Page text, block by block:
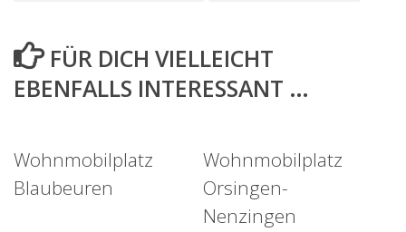
FÜR DICH VIELLEICHT
EBENFALLS INTERESSANT …
Wohnmobilplatz
Blaubeuren
Wohnmobilplatz
Orsingen-
Nenzingen